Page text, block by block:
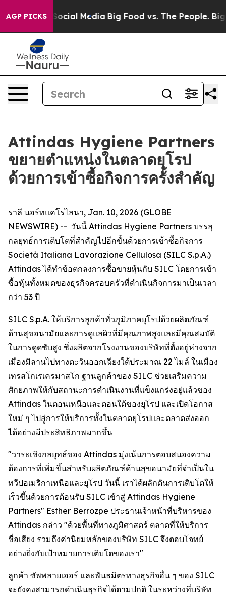
AGP PICKS
on Social Media Big Food vs. The People. Big
Attindas Hygiene Partners
ขยายตำแหน่งในตลาดยุโรป
ด้วยการเข้าซื้อกิจการครั้งสำคัญ
ราลี นอร์ทแคโรไลนา, Jan. 10, 2026 (GLOBE
NEWSWIRE) -- วันนี้ Attindas Hygiene Partners บรรลุ
กลยุทธ์การเติบโตที่สำคัญไปอีกขั้นด้วยการเข้าซื้อกิจการ
Società Italiana Lavorazione Cellulosa (SILC S.p.A.)
Attindas ได้ทำข้อตกลงการซื้อขายหุ้นกับ SILC โดยการเข้า
ซื้อหุ้นทั้งหมดของธุรกิจครอบครัวที่ดำเนินกิจการมาเป็นเวลา
กว่า 53 ปี
SILC S.p.A. ให้บริการลูกค้าทั่วภูมิภาคยุโรปด้วยผลิตภัณฑ์
ด้านสุขอนามัยและการดูแลผิวที่มีคุณภาพสูงและมีคุณสมบัติ
ในการดูดซับสูง ซึ่งผลิตจากโรงงานของบริษัทที่ตั้งอยู่ห่างจาก
เมืองมิลานไปทางตะวันออกเฉียงใต้ประมาณ 22 ไมล์ ในเมือง
เทรสโกเรเครมาสโก ฐานลูกค้าของ SILC ช่วยเสริมความ
ศักยภาพให้กับสถานะการดำเนินงานที่แข็งแกร่งอยู่แล้วของ
Attindas ในตอนเหนือและตอนใต้ของยุโรป และเปิดโอกาส
ใหม่ ๆ ไปสู่การให้บริการทั้งในตลาดยุโรปและตลาดส่งออก
ได้อย่างมีประสิทธิภาพมากขึ้น
"วาระเชิงกลยุทธ์ของ Attindas มุ่งเน้นการตอบสนองความ
ต้องการที่เพิ่มขึ้นสำหรับผลิตภัณฑ์ด้านสุขอนามัยที่จำเป็นใน
ทวีปอเมริกาเหนือและยุโรป วันนี้ เราได้ผลักดันการเติบโตให้
เร็วขึ้นด้วยการต้อนรับ SILC เข้าสู่ Attindas Hygiene
Partners" Esther Berrozpe ประธานเจ้าหน้าที่บริหารของ
Attindas กล่าว "ด้วยพื้นที่ทางภูมิศาสตร์ ตลาดที่ให้บริการ
ชื่อเสียง รวมถึงค่านิยมหลักของบริษัท SILC จึงตอบโจทย์
อย่างยิ่งกับเป้าหมายการเติบโตของเรา"
ลูกค้า ซัพพลายเออร์ และพันธมิตรทางธุรกิจอื่น ๆ ของ SILC
จะยังคงสามารถดำเนินธุรกิจได้ตามปกติ ในระหว่างที่บริษัท